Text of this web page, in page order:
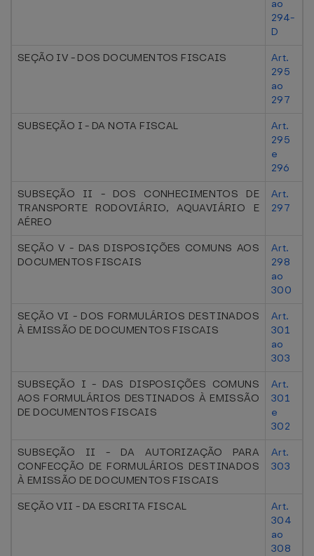
ao
294-
D
SEÇÃO IV - DOS DOCUMENTOS FISCAIS
Art.
295
ao
297
SUBSEÇÃO I - DA NOTA FISCAL
Art.
295
e
296
SUBSEÇÃO II - DOS CONHECIMENTOS DE
TRANSPORTE RODOVIÁRIO, AQUAVIÁRIO E
AÉREO
Art.
297
SEÇÃO V - DAS DISPOSIÇÕES COMUNS AOS
DOCUMENTOS FISCAIS
Art.
298
ao
300
SEÇÃO VI - DOS FORMULÁRIOS DESTINADOS
À EMISSÃO DE DOCUMENTOS FISCAIS
Art.
301
ao
303
SUBSEÇÃO I - DAS DISPOSIÇÕES COMUNS
AOS FORMULÁRIOS DESTINADOS À EMISSÃO
DE DOCUMENTOS FISCAIS
Art.
301
e
302
SUBSEÇÃO II - DA AUTORIZAÇÃO PARA
CONFECÇÃO DE FORMULÁRIOS DESTINADOS
À EMISSÃO DE DOCUMENTOS FISCAIS
Art.
303
SEÇÃO VII - DA ESCRITA FISCAL
Art.
304
ao
308